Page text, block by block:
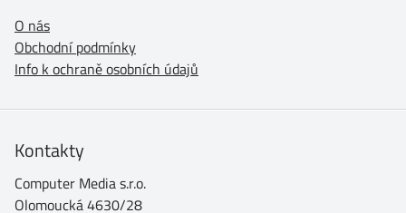
O nás
Obchodní podmínky
Info k ochraně osobních údajů
Kontakty
Computer Media s.r.o.
Olomoucká 4630/28